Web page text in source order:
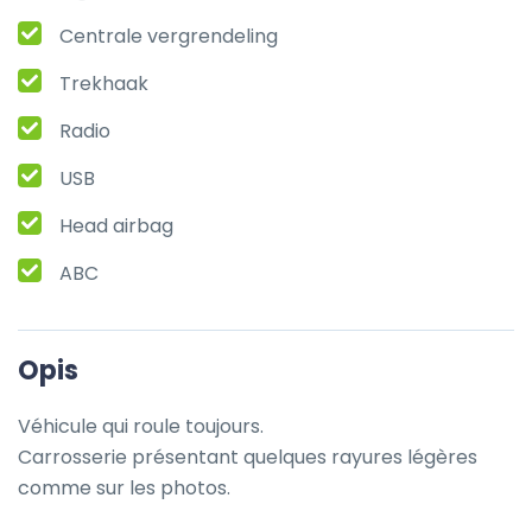
Centrale vergrendeling
Trekhaak
Radio
USB
Head airbag
ABC
Opis
Véhicule qui roule toujours.
Carrosserie présentant quelques rayures légères
comme sur les photos.